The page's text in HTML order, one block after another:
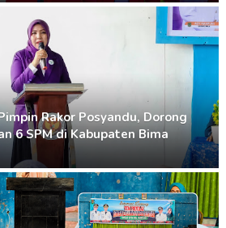
Rakor Posyandu, Dorong
6 SPM di Kabupaten Bima